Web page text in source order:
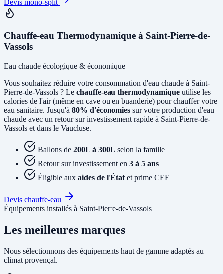
Devis mono-split
Chauffe-eau Thermodynamique à Saint-Pierre-de-
Vassols
Eau chaude écologique & économique
Vous souhaitez réduire votre consommation d'eau chaude à Saint-
Pierre-de-Vassols ? Le chauffe-eau thermodynamique utilise les
calories de l'air (même en cave ou en buanderie) pour chauffer votre
eau sanitaire. Jusqu'à 80% d'économies sur votre production d'eau
chaude avec un retour sur investissement rapide à Saint-Pierre-de-
Vassols et dans le Vaucluse.
Ballons de 200L à 300L selon la famille
Retour sur investissement en 3 à 5 ans
Éligible aux aides de l'État et prime CEE
Devis chauffe-eau
Équipements installés à Saint-Pierre-de-Vassols
Les meilleures marques
Nous sélectionnons des équipements haut de gamme adaptés au
climat provençal.